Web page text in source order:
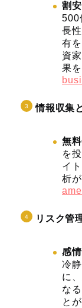
割
500
長
有
資
果
情報収集
無
を
イ
析
リスク管
感
冷
に
な
と